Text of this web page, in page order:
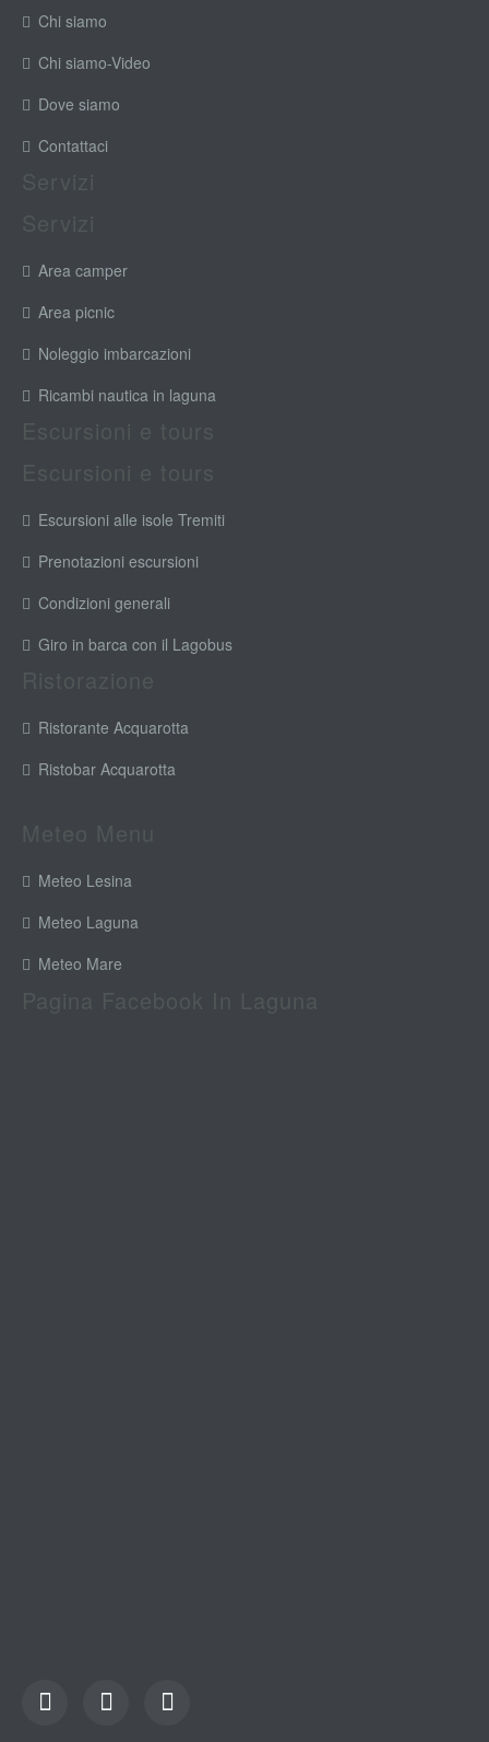
Chi siamo
Chi siamo-Video
Dove siamo
Contattaci
Area camper
Area picnic
Noleggio imbarcazioni
Ricambi nautica in laguna
Escursioni alle isole Tremiti
Prenotazioni escursioni
Condizioni generali
Giro in barca con il Lagobus
Ristorante Acquarotta
Ristobar Acquarotta
Meteo Lesina
Meteo Laguna
Meteo Mare